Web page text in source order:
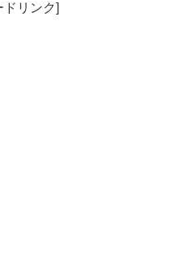
ドリンク]